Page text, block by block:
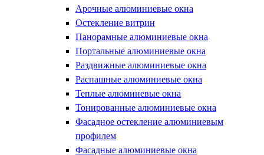
Арочные алюминиевые окна
Остекление витрин
Панорамные алюминиевые окна
Портальные алюминиевые окна
Раздвижные алюминиевые окна
Распашные алюминиевые окна
Теплые алюминевые окна
Тонированные алюминиевые окна
Фасадное остекление алюминиевым
профилем
Фасадные алюминиевые окна